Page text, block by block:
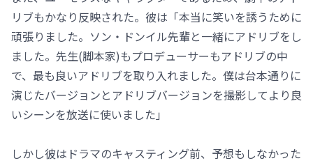
リブもかなり反映された。彼は「本当に笑いを誘うために
頑張りました。ソン・ドンイル先輩と一緒にアドリブをし
ました。先生(脚本家)もプロデューサーもアドリブの中
で、最も良いアドリブを取り入れました。僕は台本通りに
演じたバージョンとアドリブバージョンを撮影してより良
いシーンを放送に使いました」
しかし彼はドラマのキャスティング前、予想もしなかった